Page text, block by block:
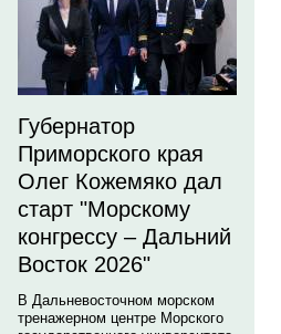
Губернатор
Приморского края
Олег Кожемяко дал
старт "Морскому
конгрессу – Дальний
Восток 2026"
В Дальневосточном морском
тренажерном центре Морского